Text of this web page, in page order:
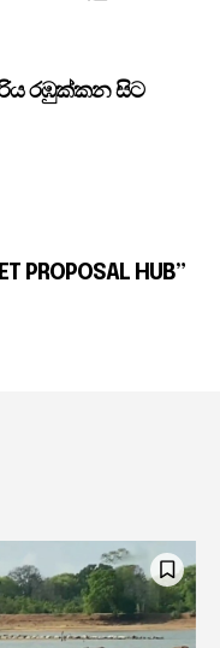
රඹුක්කන සිට
HUB”